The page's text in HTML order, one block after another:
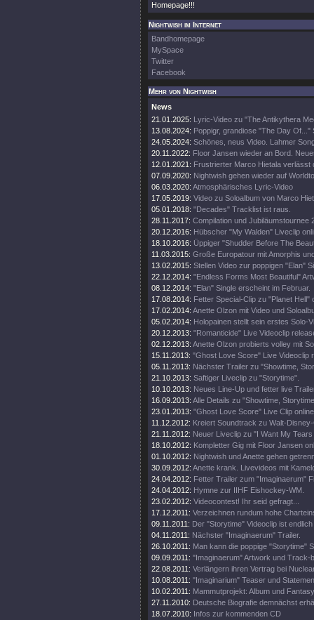
Homepage!!!
Nightwish im Internet
Bandhomepage
MySpace
Twitter
Facebook
Mehr von Nightwish
News
21.01.2025: Lyric-Video zu "The Antikythera
13.08.2024: Poppigr, grandiose "The Day Of..."
24.05.2024: Schönes, neus Video. Lahmer
20.11.2022: Floor Jansen wieder an Bord.
12.01.2021: Frustrierter Marco Hietala verlässt
07.09.2020: Nightwish gehen wieder auf
06.03.2020: Atmosphärisches Lyric-Video
17.05.2019: Video zu Soloalbum von Marco
05.01.2018: "Decades" Tracklist ist raus.
28.11.2017: Compilation und Jubiläumstournee
20.12.2016: Hübscher "My Walden" Liveclip
18.10.2016: Üppiger "Shudder Before The
11.03.2015: Große Europatour mit Amorphis
13.02.2015: Stellen Video zur poppigen "Elan"
22.12.2014: "Endless Forms Most Beautiful"
08.12.2014: "Elan" Single erscheint im Februar.
17.08.2014: Fetter Special-Clip zu "Planet Hell"
17.02.2014: Anette Olzon mit Video und
05.02.2014: Holopainen stellt sein erstes Solo-
20.12.2013: "Romanticide" Live Videoclip
02.12.2013: Anette Olzon probierts volley mit
15.11.2013: "Ghost Love Score" Live Videoclip
05.11.2013: Nächster Trailer zu "Showtime,
21.10.2013: Saftiger Liveclip zu "Storytime".
10.10.2013: Neues Line-Up und fetter live
16.09.2013: Alle Details zu "Showtime,
23.01.2013: "Ghost Love Score" Live Clip
11.12.2012: Kreiert Soundtrack zu Walt-
21.11.2012: Neuer Liveclip zu "I Want My
18.10.2012: Kompletter Gig mit Floor Jansen
01.10.2012: Nightwish und Anette gehen
30.09.2012: Anette krank. Livevideos mit
24.04.2012: Fetter Trailer zum "Imaginaerum"
24.04.2012: Hymne zur IIHF Eishockey-WM.
23.02.2012: Videocontest! Ihr seid gefragt...
17.12.2011: Verzeichnen rundum hohe
09.11.2011: Der "Storytime" Videoclip ist endlich
04.11.2011: Nächster "Imaginaerum" Trailer.
26.10.2011: Man kann die poppige "Storytime"
09.09.2011: "Imaginaerum" Artwork und Track-
22.08.2011: Verlängern ihren Vertrag bei
10.08.2011: "Imaginarium" Teaser und
10.02.2011: Mammutprojekt: Album und
27.11.2010: Deutsche Biografie demnächst
18.07.2010: Infos zur kommenden CD